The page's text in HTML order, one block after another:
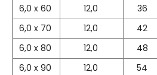
6,0 x 60 12,0 36
6,0 x 70
12,0 42
6,0 x 80
12,0 48
6,0 x 90
12,0 54